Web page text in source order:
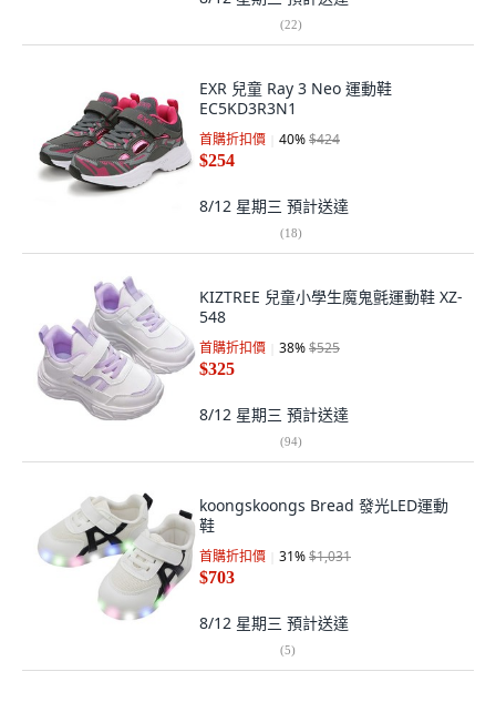
(22)
EXR 兒童 Ray 3 Neo 運動鞋
EC5KD3R3N1
首購折扣價 40%$424
$254
8/12 星期三 預計送達
(18)
KIZTREE 兒童小學生魔鬼氈運動鞋 XZ-
548
首購折扣價 38%$525
$325
8/12 星期三 預計送達
(94)
koongskoongs Bread 發光LED運動
鞋
首購折扣價 31%$1,031
$703
8/12 星期三 預計送達
(5)